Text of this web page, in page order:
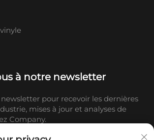
à notre newsletter
pour recevoir les dernières
mises à jour et analyses de
Company.